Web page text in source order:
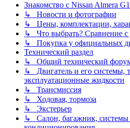
Знакомство с Nissan Almera
↳ Новости и фотографии
↳ Цены, комплектации,
↳ Что выбрать? Сравнение с
↳ Покупка у официальных
Технический раздел
↳ Общий технический
↳ Двигатель и его системы,
эксплуатационные жидкости
↳ Трансмиссия
↳ Ходовая, тормоза
↳ Экстерьер
↳ Салон, багажник, системы